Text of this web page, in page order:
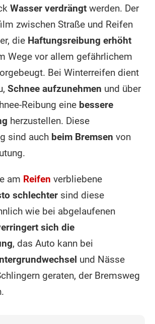
Wasser verdrängt werden. Der
zwischen Straße und Reifen
die Haftungsreibung erhöht
Wege vor allem gefährlichem
Bei Winterreifen dient
Schnee aufzunehmen und über
Reibung eine bessere
herzustellen. Diese
sind auch beim Bremsen von
am Reifen verbliebene
schlechter sind diese
wie bei abgelaufenen
sich die
, das Auto kann bei
und Nässe
geraten, der Bremsweg